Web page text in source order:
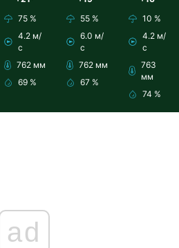
75 %
4.2 м/
с
762 мм
69 %
55 %
6.0 м/
с
762 мм
67 %
10 %
4.2 м/
с
763
мм
74 %
ad